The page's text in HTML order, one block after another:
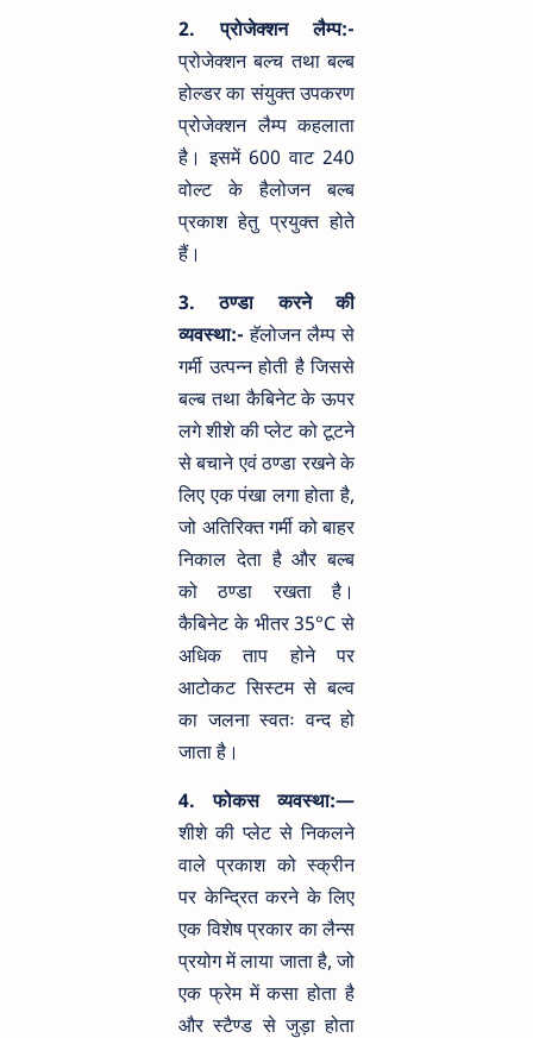
2. प्रोजेक्शन लैम्प:-
प्रोजेक्शन बल्च तथा बल्ब
होल्डर का संयुक्त उपकरण
प्रोजेक्शन लैम्प कहलाता
है। इसमें 600 वाट 240
वोल्ट के हैलोजन बल्ब
प्रकाश हेतु प्रयुक्त होते
हैं।
3. ठण्डा करने की
व्यवस्था:- हॅलोजन लैम्प से
गर्मी उत्पन्न होती है जिससे
बल्ब तथा कैबिनेट के ऊपर
लगे शीशे की प्लेट को टूटने
से बचाने एवं ठण्डा रखने के
लिए एक पंखा लगा होता है,
जो अतिरिक्त गर्मी को बाहर
निकाल देता है और बल्ब
को ठण्डा रखता है।
कैबिनेट के भीतर 35°C से
अधिक ताप होने पर
आटोकट सिस्टम से बल्व
का जलना स्वतः वन्द हो
जाता है।
4. फोकस व्यवस्था:—
शीशे की प्लेट से निकलने
वाले प्रकाश को स्क्रीन
पर केन्द्रित करने के लिए
एक विशेष प्रकार का लैन्स
प्रयोग में लाया जाता है, जो
एक फ्रेम में कसा होता है
और स्टैण्ड से जुड़ा होता